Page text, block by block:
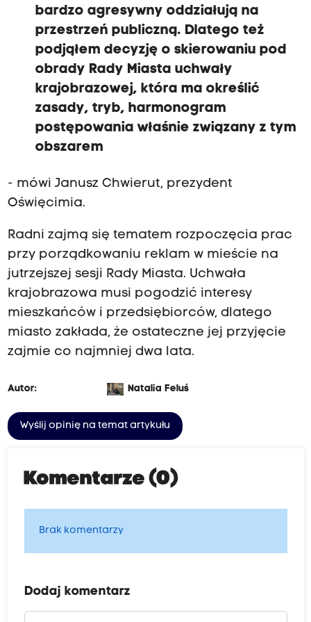
bardzo agresywny oddziałują na
przestrzeń publiczną. Dlatego też
podjąłem decyzję o skierowaniu pod
obrady Rady Miasta uchwały
krajobrazowej, która ma określić
zasady, tryb, harmonogram
postępowania właśnie związany z tym
obszarem
- mówi Janusz Chwierut, prezydent
Oświęcimia.
Radni zajmą się tematem rozpoczęcia prac
przy porządkowaniu reklam w mieście na
jutrzejszej sesji Rady Miasta. Uchwała
krajobrazowa musi pogodzić interesy
mieszkańców i przedsiębiorców, dlatego
miasto zakłada, że ostateczne jej przyjęcie
zajmie co najmniej dwa lata.
Autor: Natalia Feluś
Wyślij opinię na temat artykułu
Komentarze (0)
Brak komentarzy
Dodaj komentarz